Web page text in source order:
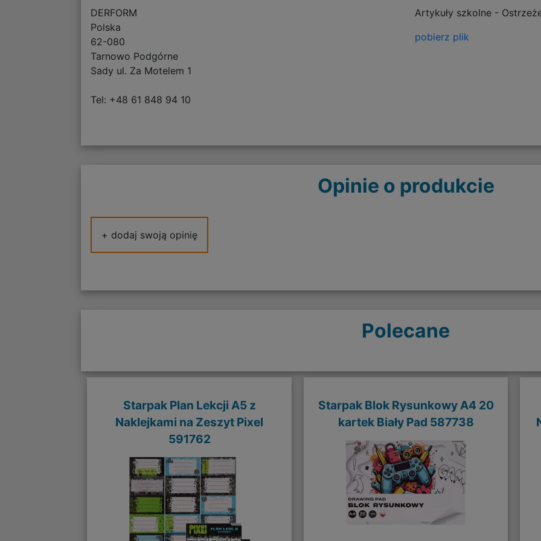
DERFORM
Polska
62-080
Tarnowo Podgórne
Sady ul. Za Motelem 1
Tel: +48 61 848 94 10
Artykuły szkolne -
pobierz plik
Opinie o produkcie
+ dodaj swoją opinię
Polecane
Starpak Plan Lekcji A5 z
Naklejkami na Zeszyt Pixel
591762
Starpak Blok Rysunkowy A4 20
kartek Biały Pad 587738